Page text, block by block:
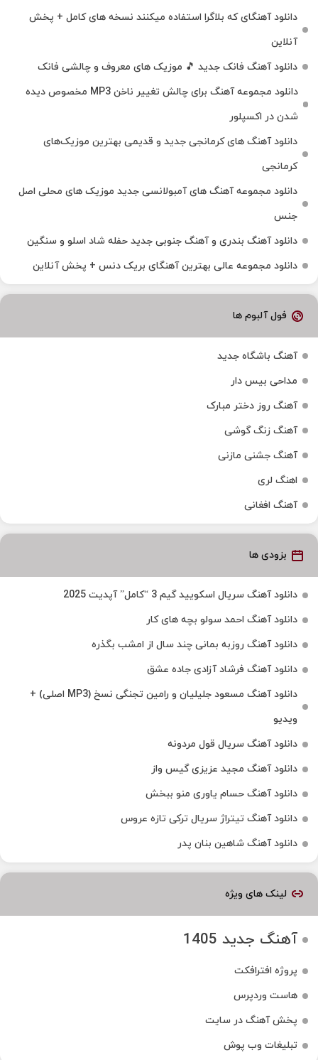
دانلود آهنگای که بلاگرا استفاده میکنند نسخه های کامل + پخش
آنلاین
دانلود آهنگ فانک جدید 🎵 موزیک‌ های معروف و چالشی فانک
دانلود مجموعه آهنگ برای چالش تغییر ناخن MP3 مخصوص دیده
شدن در اکسپلور
دانلود آهنگ‌ های کرمانجی جدید و قدیمی بهترین موزیک‌های
کرمانجی
دانلود مجموعه آهنگ های آمبولانسی جدید موزیک های محلی اصل
جنس
دانلود آهنگ بندری و آهنگ جنوبی جدید حفله شاد اسلو و سنگین
دانلود مجموعه عالی بهترین آهنگای بریک دنس + پخش آنلاین
فول آلبوم ها
آهنگ باشگاه جدید
مداحی بیس دار
آهنگ روز دختر مبارک
آهنگ زنگ گوشی
آهنگ جشنی مازنی
اهنگ لری
آهنگ افغانی
بزودی ها
دانلود آهنگ سریال اسکویید گیم 3 “کامل” آپدیت 2025
دانلود آهنگ احمد سولو بچه های کار
دانلود آهنگ روزبه بمانی چند سال از امشب بگذره
دانلود آهنگ فرشاد آزادی جاده عشق
دانلود آهنگ مسعود جلیلیان و رامین تجنگی نسخ (MP3 اصلی) +
ویدیو
دانلود آهنگ سریال قول مردونه
دانلود آهنگ مجید عزیزی گیس واز
دانلود آهنگ حسام یاوری منو ببخش
دانلود آهنگ تیتراژ سریال ترکی تازه عروس
دانلود آهنگ شاهین بنان پدر
لینک های ویژه
آهنگ جدید 1405
پروژه افترافکت
هاست وردپرس
پخش آهنگ در سایت
تبلیغات وب پوش